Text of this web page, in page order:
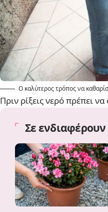
Ο καλύτερος τρόπος να
Πριν ρίξεις νερό πρέπει
Σε ενδιαφέρουν